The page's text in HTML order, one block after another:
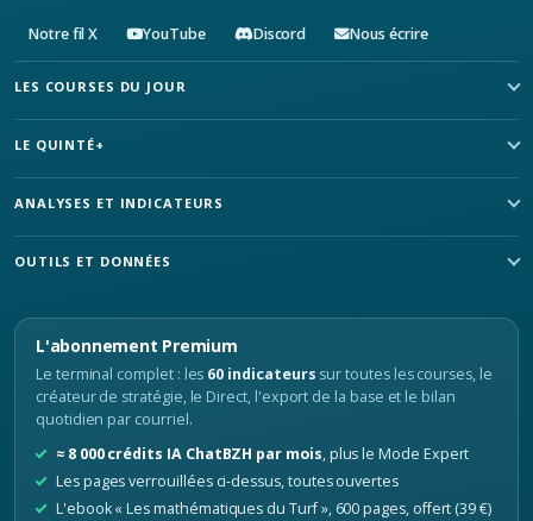
Notre fil X YouTube Discord Nous écrire
LES COURSES DU JOUR
LE QUINTÉ+
ANALYSES ET INDICATEURS
OUTILS ET DONNÉES
L'abonnement Premium
Le terminal complet : les 60 indicateurs sur toutes les courses, le
créateur de stratégie, le Direct, l'export de la base et le bilan
quotidien par courriel.
≈ 8 000 crédits IA ChatBZH par mois, plus le Mode Expert
Les pages verrouillées ci-dessus, toutes ouvertes
L'ebook « Les mathématiques du Turf », 600 pages, offert (39 €)